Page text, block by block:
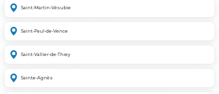
Saint-Martin-Vésubie
Saint-Paul-de-Vence
Saint-Vallier-de-Thiey
Sainte-Agnès